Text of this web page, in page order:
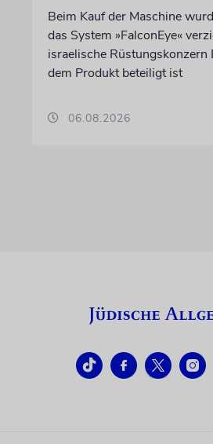
Beim Kauf der Maschine
das System »FalconEye«
israelische Rüstungskonzern
dem Produkt beteiligt ist
06.08.2026